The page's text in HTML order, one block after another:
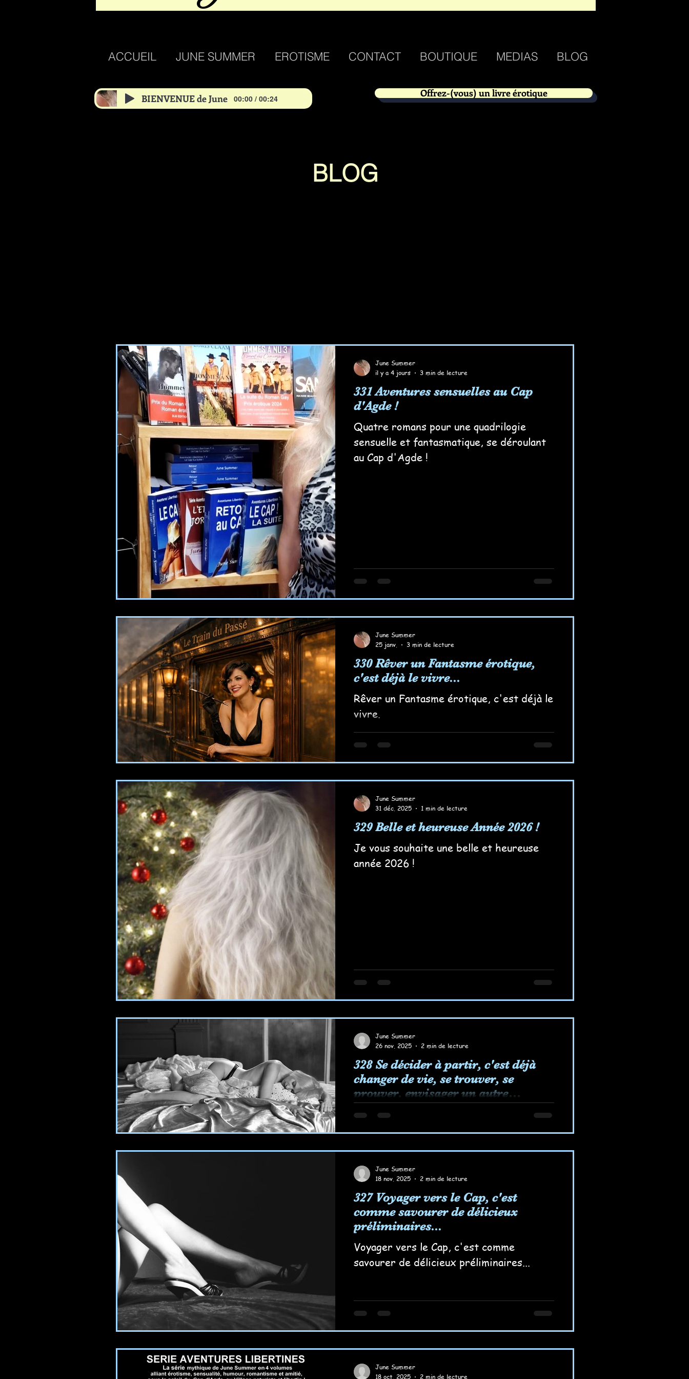
ACCUEIL JUNE SUMMER EROTISME CONTACT BOUTIQUE MEDIAS BLOG
BIENVENUE de June 00:00 / 00:24 Offrez-(vous) un livre érotique
BLOG
331 Aventures sensuelles au Cap
d'Agde !
Quatre romans pour une quadrilogie
sensuelle et fantasmatique, se déroulant
au Cap d'Agde !
June Summer
il y a 4 jours
3 min de lecture
330 Rêver un Fantasme érotique,
c'est déjà le vivre...
Rêver un Fantasme érotique, c'est déjà le
vivre.
June Summer
25 janv.
3 min de lecture
329 Belle et heureuse Année 2026 !
Je vous souhaite une belle et heureuse
année 2026 !
June Summer
31 déc. 2025
1 min de lecture
328 Se décider à partir, c'est déjà
changer de vie, se trouver, se
prouver, envisager un autre
demain... Rêver aussi...
Se décider à partir, c'est déjà changer
de vie, se trouver, se prouver, envisager
June Summer
26 nov. 2025
2 min de lecture
327 Voyager vers le Cap, c'est
comme savourer de délicieux
préliminaires...
Voyager vers le Cap, c'est comme
savourer de délicieux préliminaires...
June Summer
18 nov. 2025
2 min de lecture
June Summer
18 oct. 2025
2 min de lecture